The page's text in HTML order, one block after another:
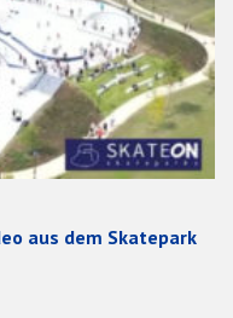
aus dem Skatepark